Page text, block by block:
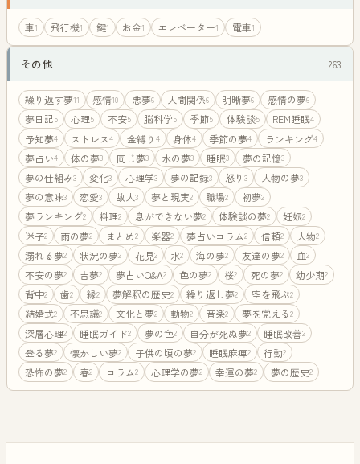
車1 飛行機1 鍵1 お金1 エレベーター1 電車1
その他 263
繰り返す夢11 感情10 悪夢6 人間関係6 明晰夢6 感情の夢6
夢日記5 心理5 不安5 脳科学5 季節5 体験談5 REM睡眠4
予知夢4 ストレス4 金縛り 4 身体4 季節の夢4 ランキング4
夢占い4 体の夢3 同じ夢3 水の夢3 睡眠3 夢の記憶3
夢の仕組み3 変化3 心理学3 夢の記録3 怒り3 人物の夢3
夢の意味3 恋愛3 故人3 夢と現実2 職場2 初夢2
夢ランキング2 料理2 息ができない夢2 体験談の夢2 妊娠2
迷子2 雨の夢2 まとめ2 楽器2 夢占いコラム2 信頼2 人物2
溺れる夢2 状況の夢2 花見2 水2 海の夢2 友達の夢2 血2
不安の夢2 吉夢2 夢占いQ&A2 色の夢2 桜2 死の夢2 幼少期2
背中2 歯2 縁2 夢解釈の歴史2 繰り返し夢2 空を飛ぶ2
結婚式2 不思議2 文化と夢2 動物2 音楽2 夢を覚える2
深層心理2 睡眠ガイド2 夢の色2 自分が死ぬ夢2 睡眠改善2
登る夢2 懐かしい夢2 子供の頃の夢2 睡眠麻痺2 行動2
恐怖の夢2 春2 コラム2 心理学の夢2 幸運の夢2 夢の歴史2